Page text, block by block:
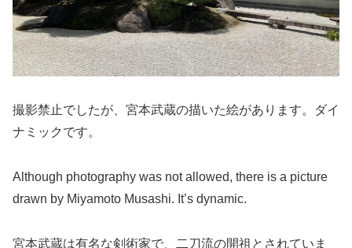
撮影禁止でしたが、宮本武蔵の描いた絵があります。ダイ
ナミックです。
Although photography was not allowed, there is a picture
drawn by Miyamoto Musashi. It’s dynamic.
宮本武蔵は有名な剣術家で、二刀流の開祖とされていま